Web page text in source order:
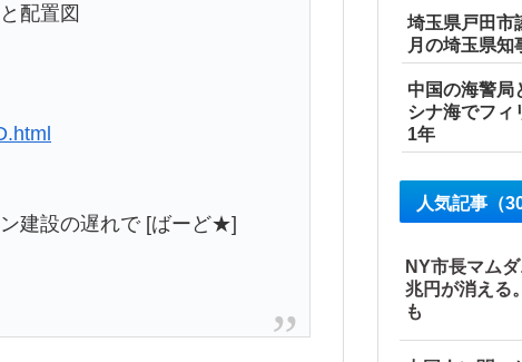
配置図
建設の遅れで [ばーど★]
埼玉県戸田市
月の埼玉県知
中国の海警
シナ海でフィ
1年
人気記事（
NY市長マム
兆円が消える
も